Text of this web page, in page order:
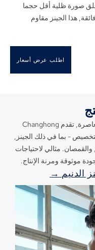
صورة ظلية أقل حجما
هذا الجينز مقاوم
اطلب عرض أسعار
من الجينز الكلاسيكي إلى البلاشات المعاصرة, تقدم Changhong
- بما في ذلك الجينز,
مثالي لاحتياجات
موثوقة ومرنة الإنتاج.
الدنيم →